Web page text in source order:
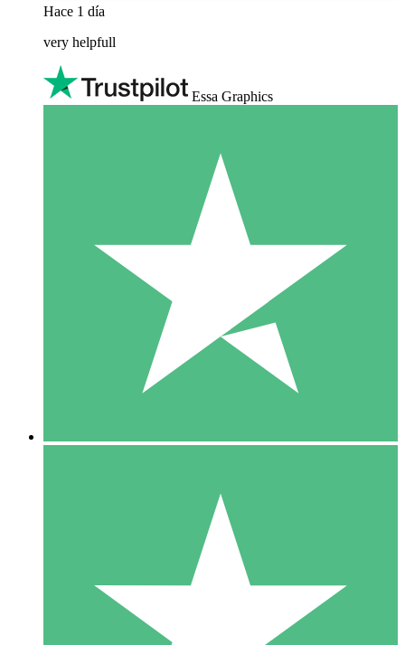
Hace 1 día
very helpfull
Essa Graphics